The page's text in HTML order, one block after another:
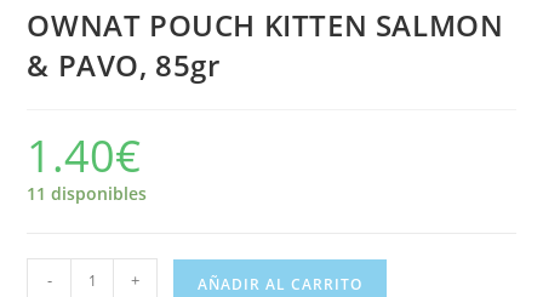
OWNAT POUCH KITTEN SALMON
& PAVO, 85gr
1.40€
11 disponibles
- + AÑADIR AL CARRITO